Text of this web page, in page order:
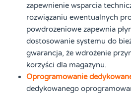
zapewnienie wsparcia
rozwiązaniu ewentualnych
powdrożeniowe zapewnia
dostosowanie systemu do
gwarancja, że wdrożenie
korzyści dla magazynu.
Oprogramowanie
dedykowanego